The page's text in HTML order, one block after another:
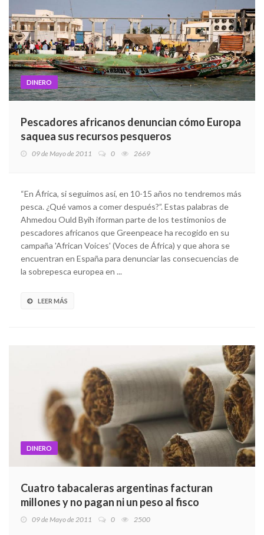
DINERO
Pescadores africanos denuncian cómo Europa
saquea sus recursos pesqueros
09 de Mayo de 2011 0 2669
“En África, si seguimos así, en 10-15 años no tendremos más
pesca. ¿Qué vamos a comer después?”. Estas palabras de
Ahmedou Ould Byih iforman parte de los testimonios de
pescadores africanos que Greenpeace ha recogido en su
campaña 'African Voices' (Voces de África) y que ahora se
encuentran en España para denunciar las consecuencias de
la sobrepesca europea en ...
LEER MÁS
DINERO
Cuatro tabacaleras argentinas facturan
millones y no pagan ni un peso al fisco
09 de Mayo de 2011 0 2500